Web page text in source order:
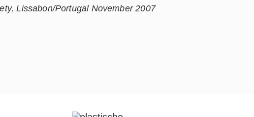
Lissabon/Portugal November 2007